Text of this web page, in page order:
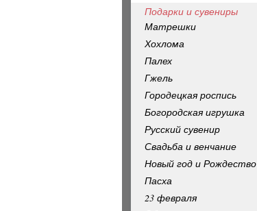
Подарки и сувениры
Матрешки
Хохлома
Палех
Гжель
Городецкая роспись
Богородская игрушка
Русский сувенир
Свадьба и венчание
Новый год и Рождество
Пасха
23 февраля